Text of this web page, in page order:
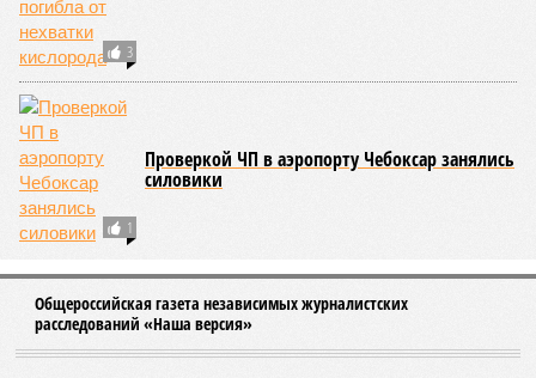
месте в России по
КОММЕНТАРИИ
07/08
В Чебоксарах в ближайшие годы не будут